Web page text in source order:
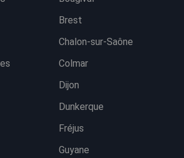
Brest
Chalon-sur-Saône
Colmar
Dijon
Dunkerque
Fréjus
Guyane